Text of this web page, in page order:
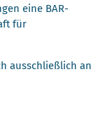
eine BAR-
für
ausschließlich an